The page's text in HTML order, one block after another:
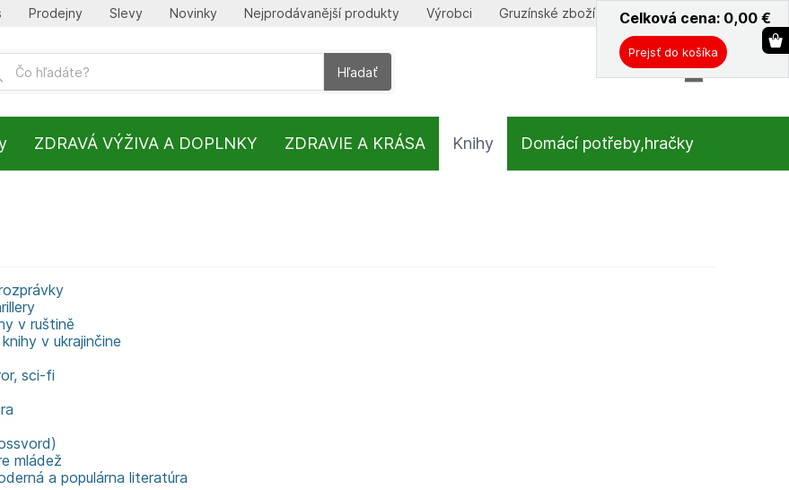
v ruštině
v ukrajinčine
sci-fi
mládež
a populárna literatúra
Hľadať
ˇ
Celková cena: 0,00 €
Prejsť do košíka
Prodejny Slevy Novinky Nejprodávanější produkty Výrobci
Gruzínské zboží
ZDRAVÁ VÝŽIVA A DOPLNKY ZDRAVIE A KRÁSA Knihy Domácí potřeby,hračky